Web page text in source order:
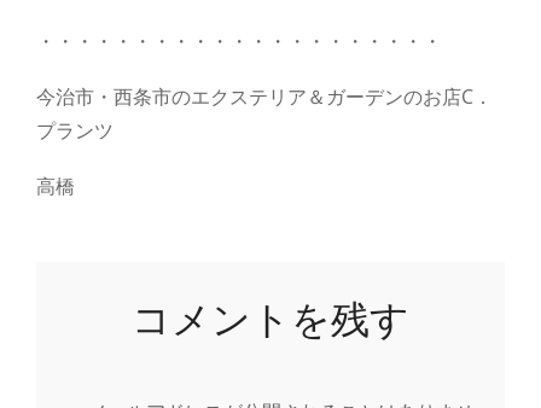
・・・・・・・・・・・・・・・・・・・・・
今治市・西条市のエクステリア＆ガーデンのお店C．
プランツ
高橋
コメントを残す